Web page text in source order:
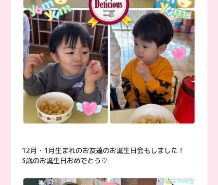
12月・1月生まれのお友達のお誕生日会もしました！
3歳のお誕生日おめでとう♡